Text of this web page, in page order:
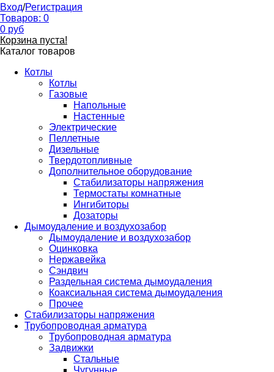
Вход/Регистрация
Товаров: 0
0 руб
Корзина пуста!
Каталог товаров
Котлы
Котлы
Газовые
Напольные
Настенные
Электрические
Пеллетные
Дизельные
Твердотопливные
Дополнительное оборудование
Стабилизаторы напряжения
Термостаты комнатные
Ингибиторы
Дозаторы
Дымоудаление и воздухозабор
Дымоудаление и воздухозабор
Оцинковка
Нержавейка
Сэндвич
Раздельная система дымоудаления
Коаксиальная система дымоудаления
Прочее
Стабилизаторы напряжения
Трубопроводная арматура
Трубопроводная арматура
Задвижки
Стальные